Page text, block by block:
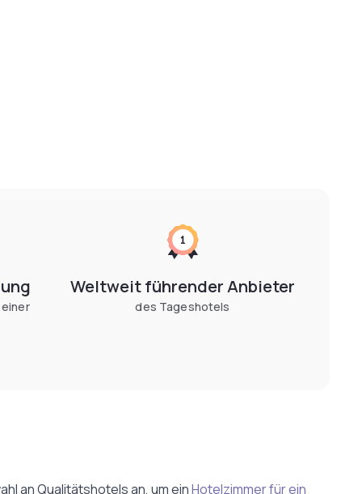
einer
Weltweit führender Anbieter
des Tageshotels
an Qualitätshotels an, um einHotelzimmer für ein